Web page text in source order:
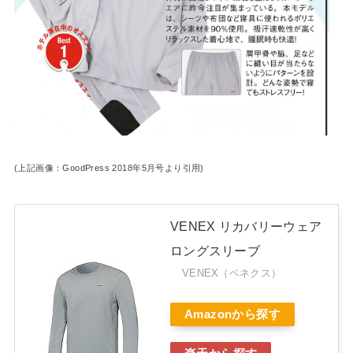
(上記画像：GoodPress 2018年5月号より引用)
VENEX リカバリーウェア
ロングスリーブ
VENEX（ベネクス）
Amazonから探す